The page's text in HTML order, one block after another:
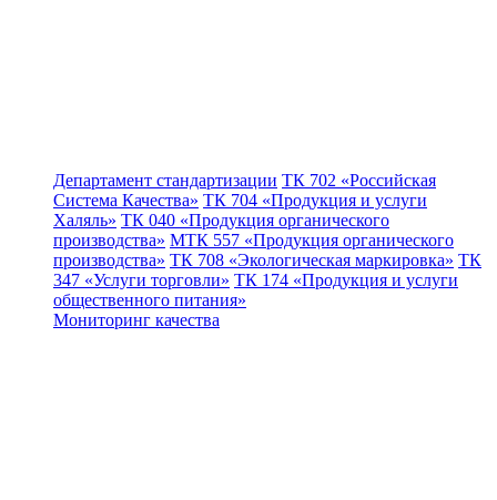
Департамент стандартизации ТК 702 «Российская
Система Качества» ТК 704 «Продукция и услуги
Халяль» ТК 040 «Продукция органического
производства» МТК 557 «Продукция органического
производства» ТК 708 «Экологическая маркировка» ТК
347 «Услуги торговли» ТК 174 «Продукция и услуги
общественного питания»
Мониторинг качества